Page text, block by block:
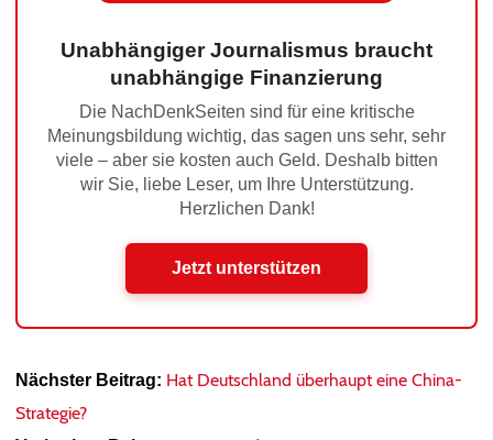
Unabhängiger Journalismus braucht
unabhängige Finanzierung
Die NachDenkSeiten sind für eine kritische
Meinungsbildung wichtig, das sagen uns sehr, sehr
viele – aber sie kosten auch Geld. Deshalb bitten
wir Sie, liebe Leser, um Ihre Unterstützung.
Herzlichen Dank!
Jetzt unterstützen
Nächster Beitrag: Hat Deutschland überhaupt eine China-
Strategie?